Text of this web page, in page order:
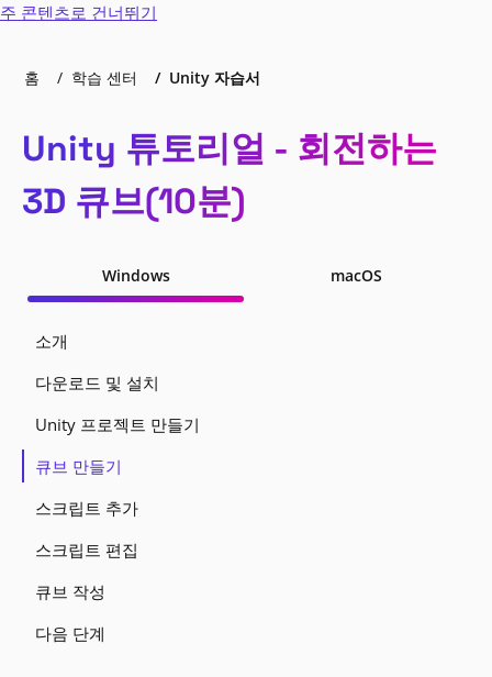
주 콘텐츠로 건너뛰기
홈 학습 센터 Unity 자습서
Unity 튜토리얼 - 회전하는
3D 큐브(10분)
Windows macOS
소개
다운로드 및 설치
Unity 프로젝트 만들기
큐브 만들기
스크립트 추가
스크립트 편집
큐브 작성
다음 단계